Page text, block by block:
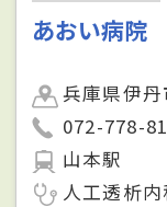
あおい病院
兵庫県伊
072-778-
山本駅
人工透析内